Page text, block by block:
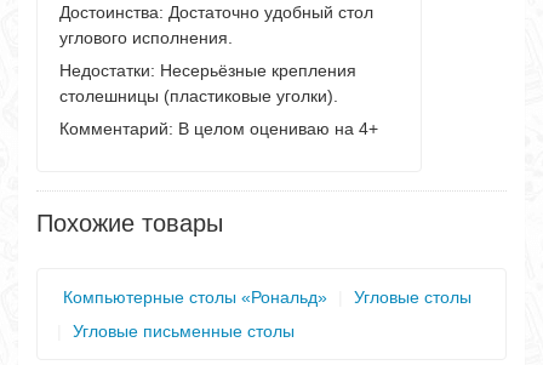
Достоинства: Достаточно удобный стол
углового исполнения.
Недостатки: Несерьёзные крепления
столешницы (пластиковые уголки).
Комментарий: В целом оцениваю на 4+
Похожие товары
Компьютерные столы «Рональд»
Угловые столы
Угловые письменные столы